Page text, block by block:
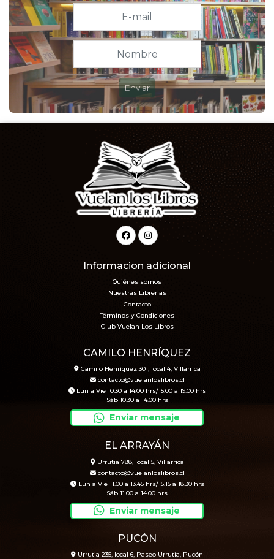
Enviar
Informacion adicional
Quiénes somos
Nuestras Librerías
Contacto
Términos y Condiciones
Club Vuelan Los Libros
CAMILO HENRÍQUEZ
Camilo Henríquez 301, local 4, Villarrica
contacto@vuelanloslibros.cl
Lun a Vie 10.30 a 14.00 hrs/15.00 a 19.00 hrs
Sáb 10.30 a 14.00 hrs
Enviar mensaje
EL ARRAYÁN
Urrutia 788, local 5, Villarrica
contacto@vuelanloslibros.cl
Lun a Vie 11.00 a 13.45 hrs/15.15 a 18.30 hrs
Sáb 11.00 a 14.00 hrs
Enviar mensaje
PUCÓN
Urrutia 235, local 6, Paseo Urrutia, Pucón